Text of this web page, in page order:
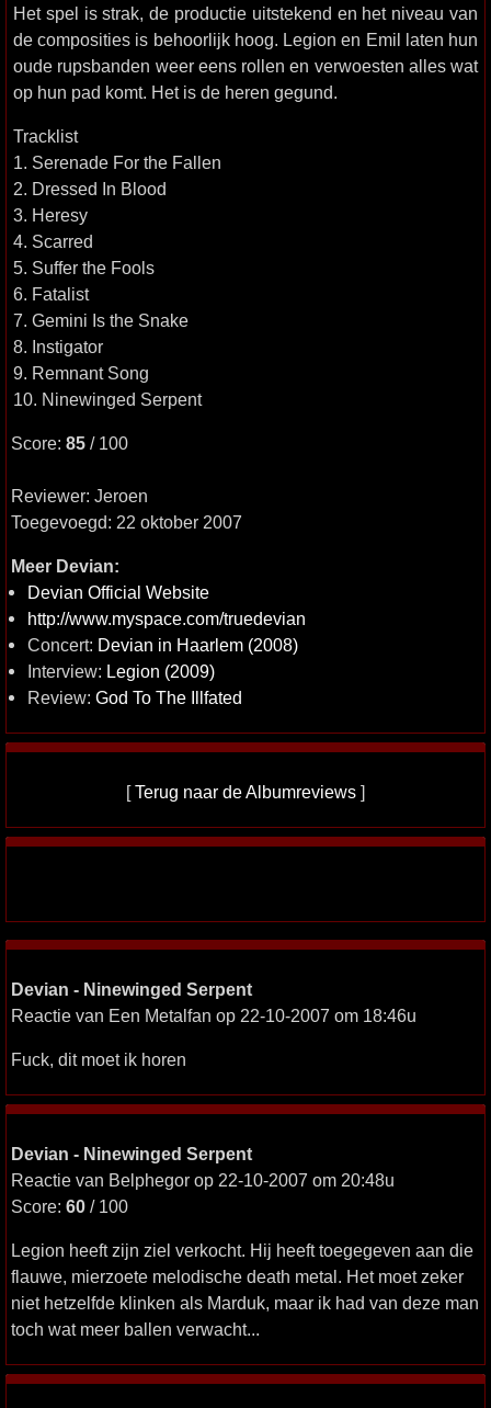
Het spel is strak, de productie uitstekend en het niveau van
de composities is behoorlijk hoog. Legion en Emil laten hun
oude rupsbanden weer eens rollen en verwoesten alles wat
op hun pad komt. Het is de heren gegund.
Tracklist
1. Serenade For the Fallen
2. Dressed In Blood
3. Heresy
4. Scarred
5. Suffer the Fools
6. Fatalist
7. Gemini Is the Snake
8. Instigator
9. Remnant Song
10. Ninewinged Serpent
Score: 85 / 100
Reviewer: Jeroen
Toegevoegd: 22 oktober 2007
Meer Devian:
Devian Official Website
http://www.myspace.com/truedevian
Concert: Devian in Haarlem (2008)
Interview: Legion (2009)
Review: God To The Illfated
[Terug naar de Albumreviews ]
Devian - Ninewinged Serpent
Reactie van Een Metalfan op 22-10-2007 om 18:46u
Fuck, dit moet ik horen
Devian - Ninewinged Serpent
Reactie van Belphegor op 22-10-2007 om 20:48u
Score: 60 / 100
Legion heeft zijn ziel verkocht. Hij heeft toegegeven aan die
flauwe, mierzoete melodische death metal. Het moet zeker
niet hetzelfde klinken als Marduk, maar ik had van deze man
toch wat meer ballen verwacht...